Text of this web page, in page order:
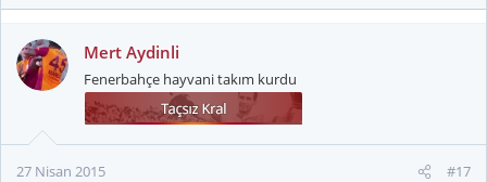
Mert Aydinli
Fenerbahçe hayvani takım kurdu
27 Nisan 2015 #17